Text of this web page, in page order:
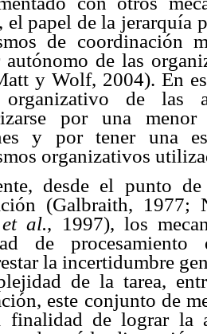
el papel de la jerarquía
de coordinación
autónomo de las
y Wolf, 2004). En
organizativo de las
por una
y por tener una
organizativos
desde el punto
(Galbraith,
et al., 1997), los
de
la incertidumbre
de la tarea,
este conjunto de
finalidad de lograr la